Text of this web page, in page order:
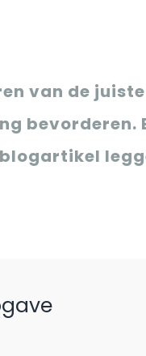
van de
bevorderen.